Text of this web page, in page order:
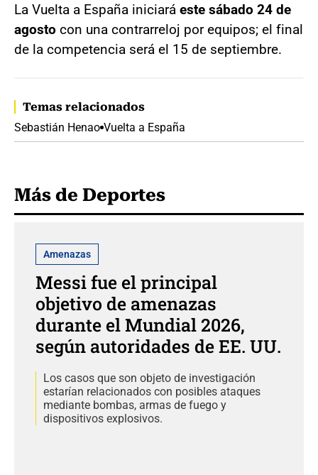
La Vuelta a España iniciará este sábado 24 de
agosto con una contrarreloj por equipos; el final
de la competencia será el 15 de septiembre.
Temas relacionados
Sebastián Henao Vuelta a España
Más de Deportes
Amenazas
Messi fue el principal
objetivo de amenazas
durante el Mundial 2026,
según autoridades de EE. UU.
Los casos que son objeto de investigación
estarían relacionados con posibles ataques
mediante bombas, armas de fuego y
dispositivos explosivos.